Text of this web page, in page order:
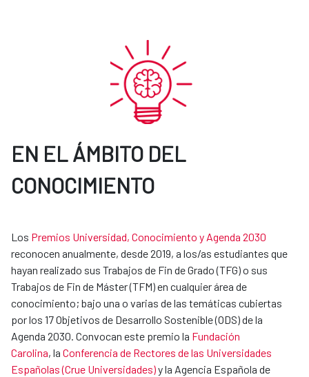
EN EL ÁMBITO DEL
CONOCIMIENTO
Los Premios Universidad, Conocimiento y Agenda 2030
reconocen anualmente, desde 2019, a los/as estudiantes que
hayan realizado sus Trabajos de Fin de Grado (TFG) o sus
Trabajos de Fin de Máster (TFM) en cualquier área de
conocimiento; bajo una o varias de las temáticas cubiertas
por los 17 Objetivos de Desarrollo Sostenible (ODS) de la
Agenda 2030. Convocan este premio la Fundación
Carolina, la Conferencia de Rectores de las Universidades
Españolas (Crue Universidades)y la Agencia Española de